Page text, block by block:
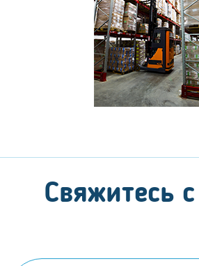
Свяжитесь